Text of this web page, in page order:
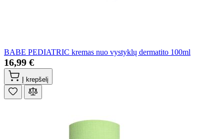
BABE PEDIATRIC kremas nuo vystyklų dermatito 100ml
16,99 €
Į krepšelį